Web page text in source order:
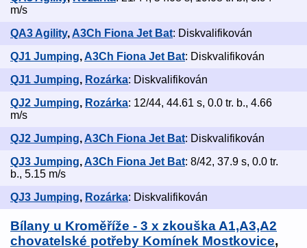
m/s
QA3 Agility, A3Ch Fiona Jet Bat: Diskvalifikován
QJ1 Jumping,A3Ch Fiona Jet Bat: Diskvalifikován
QJ1 Jumping, Rozárka: Diskvalifikován
QJ2 Jumping, Rozárka: 12/44, 44.61 s, 0.0 tr. b., 4.66
m/s
QJ2 Jumping, A3Ch Fiona Jet Bat: Diskvalifikován
QJ3 Jumping,A3Ch Fiona Jet Bat: 8/42, 37.9 s, 0.0 tr.
b., 5.15 m/s
QJ3 Jumping, Rozárka: Diskvalifikován
Bílany u Kroměříže - 3 x zkouška A1,A3,A2
chovatelské potřeby Komínek Mostkovice,